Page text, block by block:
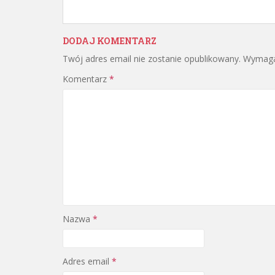
DODAJ KOMENTARZ
Twój adres email nie zostanie opublikowany.
Komentarz *
Nazwa *
Adres email *